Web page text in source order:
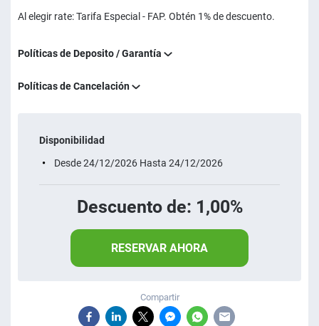
Al elegir rate: Tarifa Especial - FAP. Obtén 1% de descuento.
Políticas de Deposito / Garantía
Políticas de Cancelación
Disponibilidad
Desde 24/12/2026 Hasta 24/12/2026
Descuento de: 1,00%
RESERVAR AHORA
Compartir